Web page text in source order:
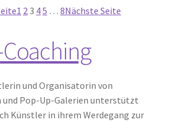
1 2 3 45 … 8Nächste Seite
und Organisatorin von
Pop-Up-Galerien unterstützt
Künstler in ihrem Werdegang zur